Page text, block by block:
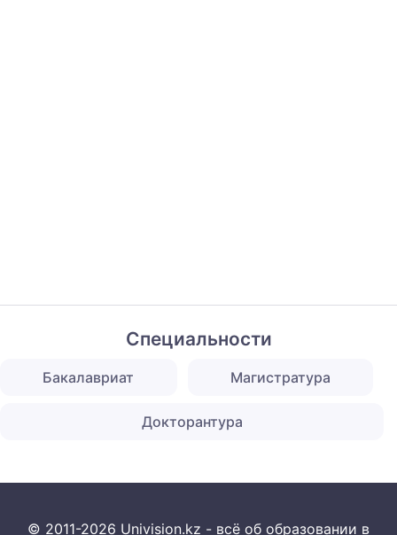
Специальности
Бакалавриат Магистратура
Докторантура
© 2011-2026 Univision.kz - всё об образовании в